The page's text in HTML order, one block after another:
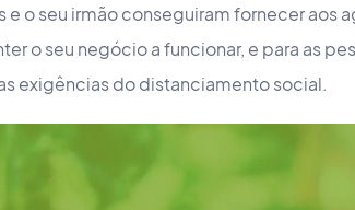
e o seu irmão conseguiram fornecer aos
o seu negócio a funcionar, e para as
exigências do distanciamento social.